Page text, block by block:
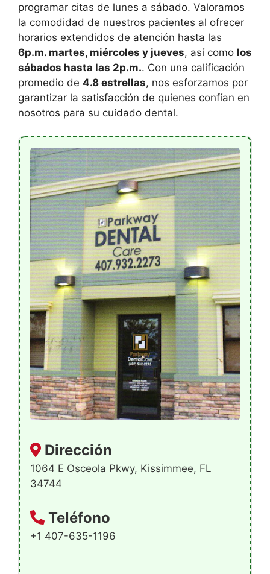
programar citas de lunes a sábado. Valoramos
la comodidad de nuestros pacientes al ofrecer
horarios extendidos de atención hasta las
6p.m. martes, miércoles y jueves, así como los
sábados hasta las 2p.m.. Con una calificación
promedio de 4.8 estrellas, nos esforzamos por
garantizar la satisfacción de quienes confían en
nosotros para su cuidado dental.
Dirección
1064 E Osceola Pkwy, Kissimmee, FL
34744
Teléfono
+1 407-635-1196